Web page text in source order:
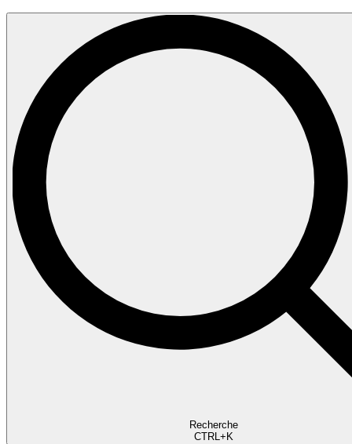
Recherche
CTRL+K